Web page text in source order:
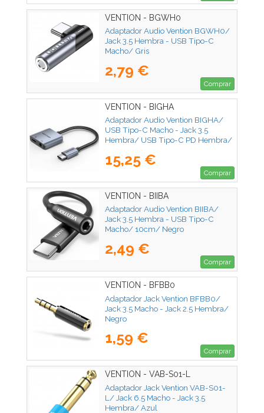
VENTION - BGWH0
Adaptador Audio Vention BGWH0/
Jack 3.5 Hembra - USB Tipo-C
Macho/ Gris
2,79 €
Comprar
VENTION - BIGHA
Adaptador Audio Vention BIGHA/
USB Tipo-C Macho - Jack 3.5
Hembra/ USB Tipo-C PD Hembra/
15,25 €
Comprar
VENTION - BIIBA
Adaptador Audio Vention BIIBA/
Jack 3.5 Hembra - USB Tipo-C
Macho/ 10cm/ Negro
2,49 €
Comprar
VENTION - BFBB0
Adaptador Jack Vention BFBB0/
Jack 3.5 Macho - Jack 2.5 Hembra/
Negro
1,59 €
Comprar
VENTION - VAB-S01-L
Adaptador Jack Vention VAB-S01-
L/ Jack 6.5 Macho - Jack 3.5
Hembra/ Azul